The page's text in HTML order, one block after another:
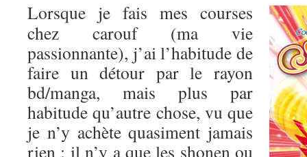
Lorsque je fais mes courses
chez carouf (ma vie
passionnante), j’ai l’habitude de
faire un détour par le rayon
bd/manga, mais plus par
habitude qu’autre chose, vu que
je n’y achète quasiment jamais
rien : il n’y a que les shonen ou